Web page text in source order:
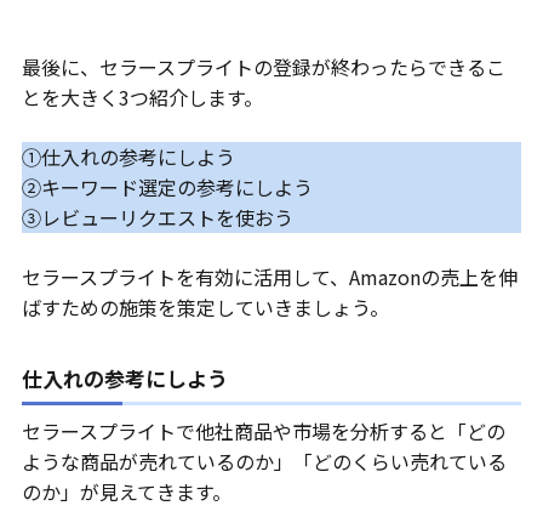
最後に、セラースプライトの登録が終わったらできるこ
とを大きく3つ紹介します。
①仕入れの参考にしよう
②キーワード選定の参考にしよう
③レビューリクエストを使おう
セラースプライトを有効に活用して、Amazonの売上を伸
ばすための施策を策定していきましょう。
仕入れの参考にしよう
セラースプライトで他社商品や市場を分析すると「どの
ような商品が売れているのか」「どのくらい売れている
のか」が見えてきます。